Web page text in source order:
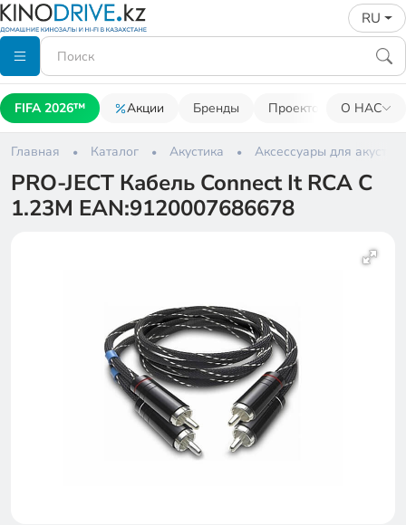
RU
FIFA 2026™ Акции Бренды Проекторы О НАС
Главная Каталог Акустика Аксессуары для
PRO-JECT Кабель Connect It RCA C
1.23M EAN:9120007686678